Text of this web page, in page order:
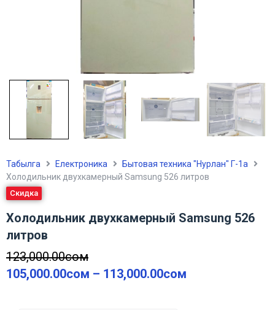
Табылга Електроника
Бытовая техника "Нурлан" Г-1а
Холодильник двухкамерный Samsung 526 литров
Скидка
Холодильник двухкамерный Samsung 526
литров
123,000.00сом
105,000.00сом – 113,000.00сом